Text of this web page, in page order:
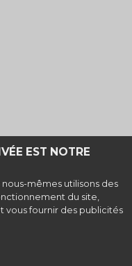
EST NOTRE
mêmes utilisons des
du site,
vous fournir des publicités